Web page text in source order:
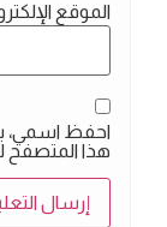
الموقع
احفظ اسمي،
هذا المتصفح